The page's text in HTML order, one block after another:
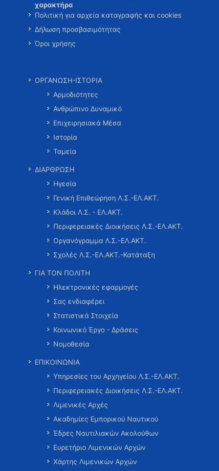
χαρακτήρα
Πολιτική για αρχεία καταγραφής και cookies
Δήλωση προσβασιμότητας
Όροι χρήσης
ΟΡΓΑΝΩΣΗ-ΙΣΤΟΡΙΑ
Αρμοδιότητες
Ανθρώπινο Δυναμικό
Επιχειρησιακά Μέσα
Ιστορία
Ταμεία
ΔΙΑΡΘΡΩΣΗ
Ηγεσία
Γενική Επιθεώρηση Λ.Σ.-ΕΛ.ΑΚΤ.
Κλάδοι Λ.Σ. - ΕΛ.ΑΚΤ.
Περιφερειακές Διοικήσεις Λ.Σ.-ΕΛ.ΑΚΤ.
Οργανόγραμμα Λ.Σ.-ΕΛ.ΑΚΤ.
Σχολές Λ.Σ.-ΕΛ.ΑΚΤ.-Κατάταξη
ΓΙΑ ΤΟΝ ΠΟΛΙΤΗ
Ηλεκτρονικές εφαρμογές
Σας ενδιαφέρει
Στατιστικά Στοιχεία
Κοινωνικό Έργο - Δράσεις
Νομοθεσία
ΕΠΙΚΟΙΝΩΝΙΑ
Υπηρεσίες του Αρχηγείου Λ.Σ.-ΕΛ.ΑΚΤ.
Περιφερειακές Διοικήσεις Λ.Σ.-ΕΛ.ΑΚΤ.
Λιμενικές Αρχές
Ακαδημίες Εμπορικού Ναυτικού
Έδρες Ναυτιλιακών Ακολούθων
Ευρετήριο Λιμενικών Αρχών
Χάρτης Λιμενικών Αρχών